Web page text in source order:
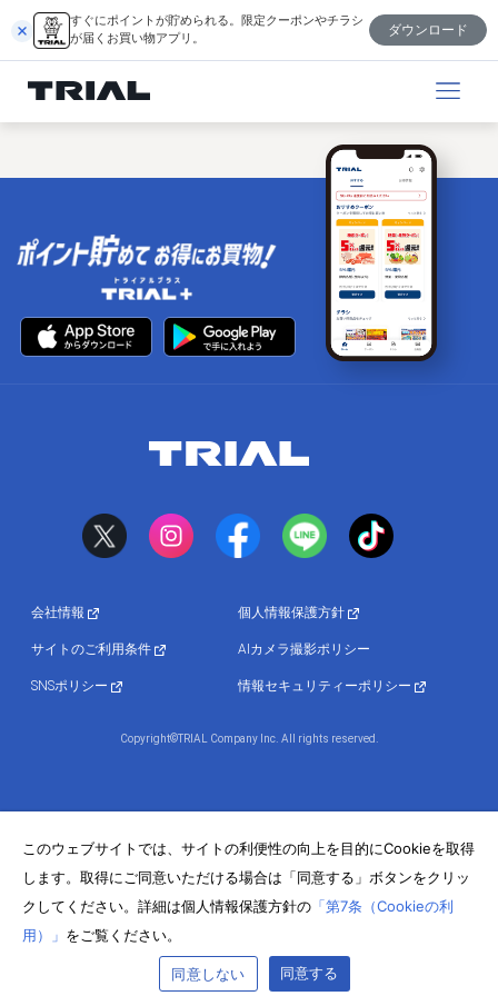
を
キ
すぐにポイントが貯められる。限定クーポンやチラシ
が届くお買い物アプリ。
ダウンロード
会社情報 個人情報保護方針
サイトのご利用条件 AIカメラ撮影ポリシー
SNSポリシー 情報セキュリティーポリシー
Copyright©TRIAL Company Inc. All rights reserved.
このウェブサイトでは、サイトの利便性の向上を目的にCookieを取得
します。取得にご同意いただける場合は「同意する」ボタンをクリッ
クしてください。詳細は個人情報保護方針の 「第7条（Cookieの利
用）」 をご覧ください。
同意する
同意しない